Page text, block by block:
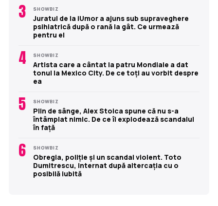
3 SHOWBIZ
Juratul de la iUmor a ajuns sub supraveghere
psihiatrică după o rană la gât. Ce urmează
pentru el
4 SHOWBIZ
Artista care a cântat la patru Mondiale a dat
tonul la Mexico City. De ce toți au vorbit despre
ea
5 SHOWBIZ
Plin de sânge, Alex Stoica spune că nu s-a
întâmplat nimic. De ce îi explodează scandalul
în față
6 SHOWBIZ
Obregia, poliție și un scandal violent. Toto
Dumitrescu, internat după altercația cu o
posibilă iubită